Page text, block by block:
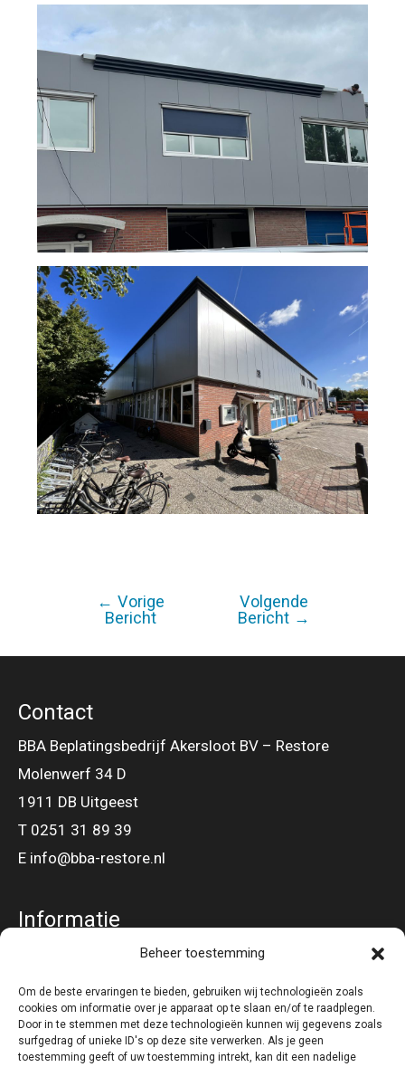
Beheer toestemming
Om de beste ervaringen te bieden, gebruiken wij technologieën zoals
cookies om informatie over je apparaat op te slaan en/of te raadplegen.
Door in te stemmen met deze technologieën kunnen wij gegevens zoals
surfgedrag of unieke ID's op deze site verwerken. Als je geen
toestemming geeft of uw toestemming intrekt, kan dit een nadelige
Bericht← Vorige
Bericht
Volgende
Bericht →
Contact
BBA Beplatingsbedrijf Akersloot BV – Restore
Molenwerf 34 D
1911 DB Uitgeest
T 0251 31 89 39
E info@bba-restore.nl
Informatie
Gevel – en Dakbeplating
Volg ons op